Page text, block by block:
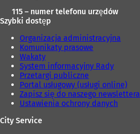
115 – numer telefonu urzędów
Szybki dostęp
Organizacja administracyjna
Komunikaty prasowe
Wakaty
System informacyjny Rady
Przetargi publiczne
Portal usługowy (usługi online)
Zapisz się do naszego newslettera
Ustawienia ochrony danych
City Service